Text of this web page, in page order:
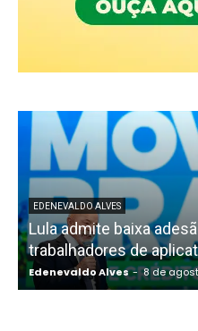
EDENEVALDO ALVES
Lula admite baixa
trabalhadores de
Edenevaldo Alves - 8 de